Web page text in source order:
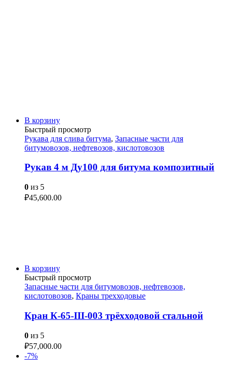
В корзину
Быстрый просмотр
Рукава для слива битума, Запасные части для
битумовозов, нефтевозов, кислотовозов
Рукав 4 м Ду100 для битума композитный
0 из 5
₽45,600.00
В корзину
Быстрый просмотр
Запасные части для битумовозов, нефтевозов,
кислотовозов, Краны трехходовые
Кран К-65-III-003 трёхходовой стальной
0 из 5
₽57,000.00
-7%